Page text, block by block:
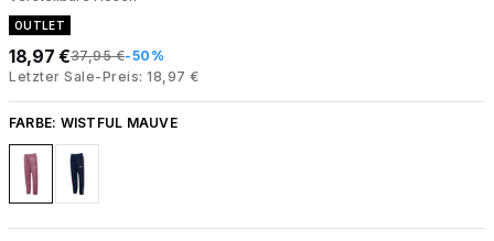
OUTLET
18,97 €37,95 €-50%
Letzter Sale-Preis: 18,97 €
FARBE: WISTFUL MAUVE